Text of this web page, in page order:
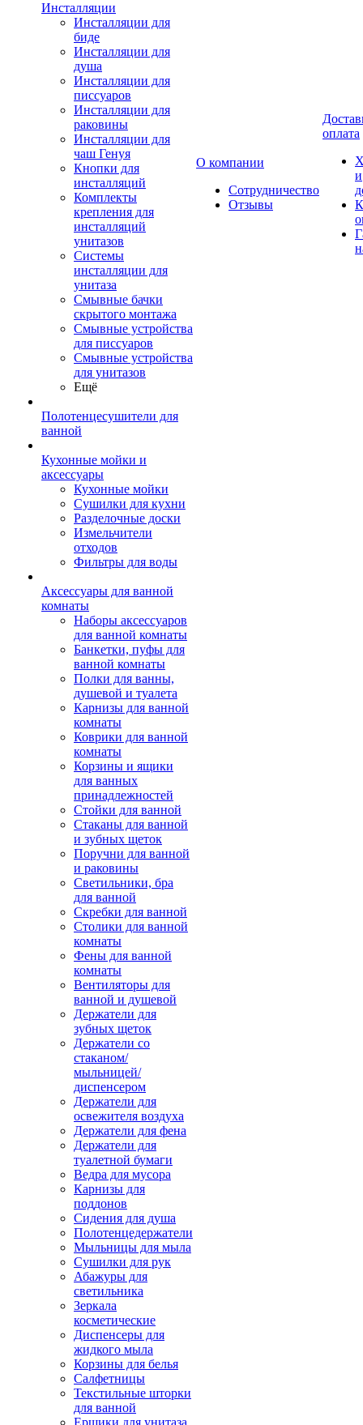
Инсталляции
Инсталляции для
биде
Инсталляции для
душа
Инсталляции для
писсуаров
Инсталляции для
раковины
Инсталляции для
чаш Генуя
Кнопки для
инсталляций
Комплекты
крепления для
инсталляций
унитазов
Системы
инсталляции для
унитаза
Смывные бачки
скрытого монтажа
Смывные устройства
для писсуаров
Смывные устройства
для унитазов
Ещё
Полотенцесушители для
ванной
Кухонные мойки и
аксессуары
Кухонные мойки
Сушилки для кухни
Разделочные доски
Измельчители
отходов
Фильтры для воды
Аксессуары для ванной
комнаты
Наборы аксессуаров
для ванной комнаты
Банкетки, пуфы для
ванной комнаты
Полки для ванны,
душевой и туалета
Карнизы для ванной
комнаты
Коврики для ванной
комнаты
Корзины и ящики
для ванных
принадлежностей
Стойки для ванной
Стаканы для ванной
и зубных щеток
Поручни для ванной
и раковины
Светильники, бра
для ванной
Скребки для ванной
Столики для ванной
комнаты
Фены для ванной
комнаты
Вентиляторы для
ванной и душевой
Держатели для
зубных щеток
Держатели со
стаканом/
мыльницей/
диспенсером
Держатели для
освежителя воздуха
Держатели для фена
Держатели для
туалетной бумаги
Ведра для мусора
Карнизы для
поддонов
Сидения для душа
Полотенцедержатели
Мыльницы для мыла
Сушилки для рук
Абажуры для
светильника
Зеркала
косметические
Диспенсеры для
жидкого мыла
Корзины для белья
Салфетницы
Текстильные шторки
для ванной
Ершики для унитаза
О компании
Сотрудничество
Отзывы
оплата
и